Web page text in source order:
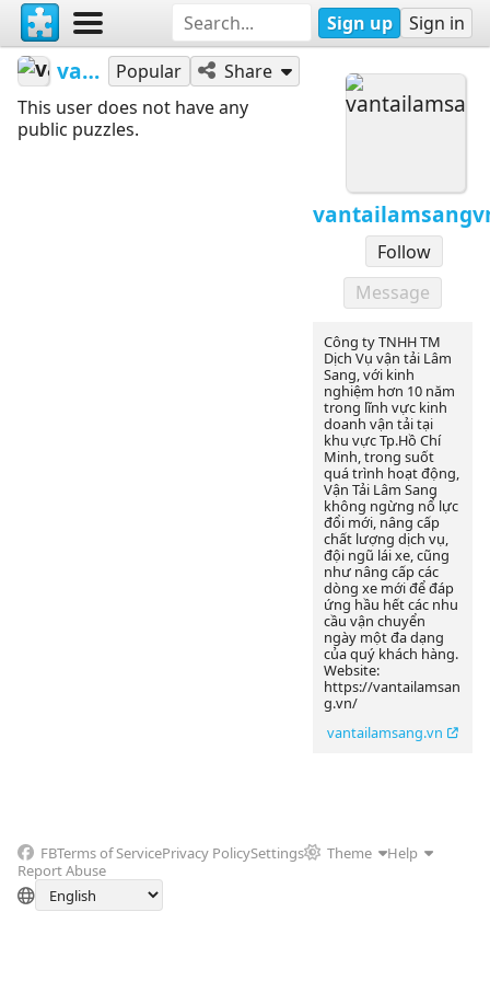
Sign up Sign in
Follow
Message
Công ty TNHH TM
Dịch Vụ vận tải Lâm
Sang, với kinh
nghiệm hơn 10 năm
trong lĩnh vực kinh
doanh vận tải tại
khu vực Tp.Hồ Chí
Minh, trong suốt
quá trình hoạt động,
Vận Tải Lâm Sang
không ngừng nổ lực
đổi mới, nâng cấp
chất lượng dịch vụ,
đội ngũ lái xe, cũng
như nâng cấp các
dòng xe mới để đáp
ứng hầu hết các nhu
cầu vận chuyển
ngày một đa dạng
của quý khách hàng.
Website:
https://vantailamsan
g.vn/
vantailamsang.vn
vantailamsangvn Popular
Share
This user does not have any
public puzzles.
FBTerms of ServicePrivacy PolicySettings Theme
Help
Report Abuse